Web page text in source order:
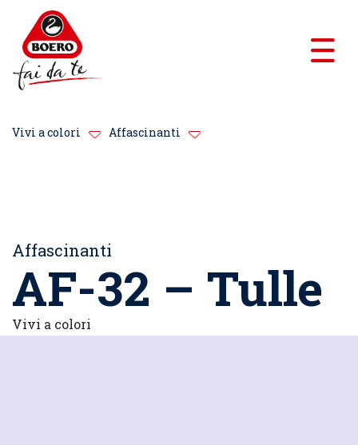
Vivi a colori Affascinanti
Affascinanti
AF-32 – Tulle
Vivi a colori